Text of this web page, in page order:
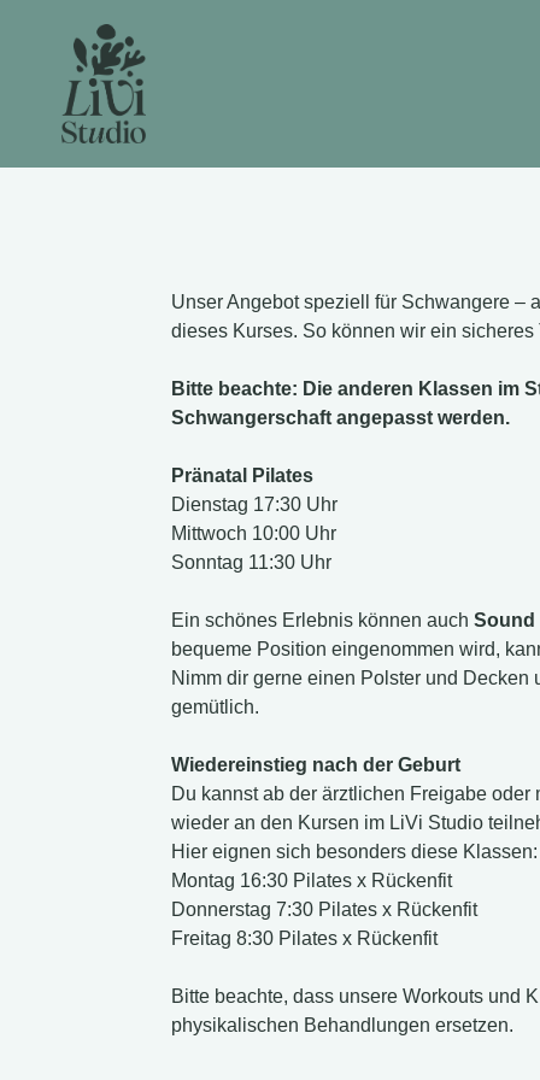
Unser Angebot speziell für Schwangere –
dieses Kurses. So können wir ein
Bitte beachte: Die anderen Klassen im
Schwangerschaft angepasst werden.
Pränatal Pilates
Dienstag 17:30 Uhr
Mittwoch 10:00 Uhr
Sonntag 11:30 Uhr
Ein schönes Erlebnis können auch Sound
bequeme Position eingenommen wird,
Nimm dir gerne einen Polster und
gemütlich.
Wiedereinstieg nach der Geburt
Du kannst ab der ärztlichen Freigabe
wieder an den Kursen im LiVi Studio
Hier eignen sich besonders diese Klassen:
Montag 16:30 Pilates x Rückenfit
Donnerstag 7:30 Pilates x Rückenfit
Freitag 8:30 Pilates x Rückenfit
Bitte beachte, dass unsere Workouts und
physikalischen Behandlungen ersetzen.